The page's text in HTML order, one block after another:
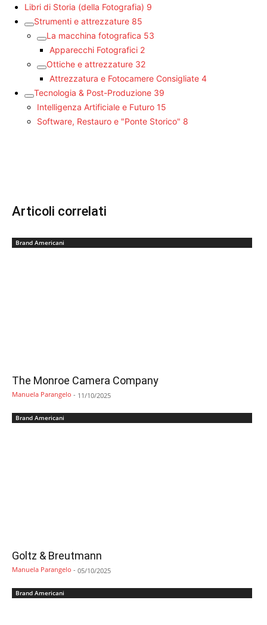
Libri di Storia (della Fotografia) 9
Strumenti e attrezzature 85
La macchina fotografica 53
Apparecchi Fotografici 2
Ottiche e attrezzature 32
Attrezzatura e Fotocamere Consigliate 4
Tecnologia & Post-Produzione 39
Intelligenza Artificiale e Futuro 15
Software, Restauro e "Ponte Storico" 8
Articoli correlati
Brand Americani
The Monroe Camera Company
Manuela Parangelo - 11/10/2025
Brand Americani
Goltz & Breutmann
Manuela Parangelo - 05/10/2025
Brand Americani